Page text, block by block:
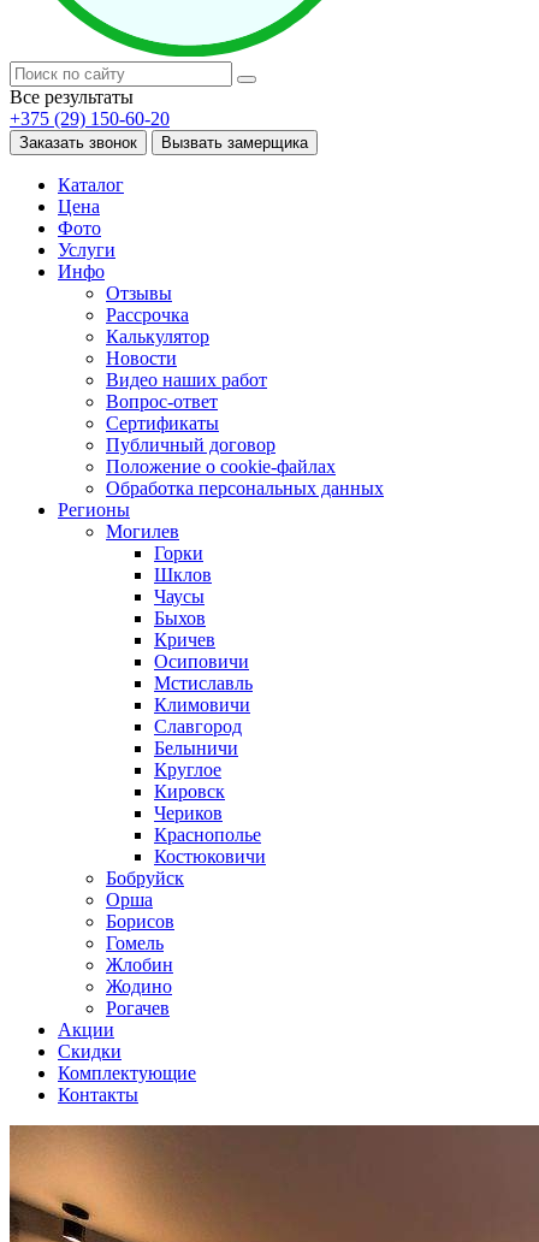
Все результаты
+375 (29) 150-60-20
Заказать звонок Вызвать замерщика
Каталог
Цена
Фото
Услуги
Инфо
Отзывы
Рассрочка
Калькулятор
Новости
Видео наших работ
Вопрос-ответ
Сертификаты
Публичный договор
Положение о cookie-файлах
Обработка персональных данных
Регионы
Могилев
Горки
Шклов
Чаусы
Быхов
Кричев
Осиповичи
Мстиславль
Климовичи
Славгород
Белыничи
Круглое
Кировск
Чериков
Краснополье
Костюковичи
Бобруйск
Орша
Борисов
Гомель
Жлобин
Жодино
Рогачев
Акции
Скидки
Комплектующие
Контакты